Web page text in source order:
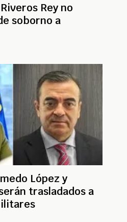
Rey no
soborno a
López y
trasladados a